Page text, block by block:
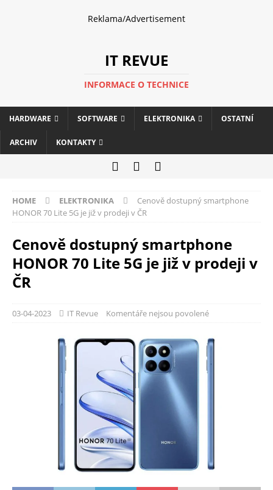
Reklama/Advertisement
IT REVUE
INFORMACE O TECHNICE
HARDWARE SOFTWARE ELEKTRONIKA OSTATNÍ
ARCHIV KONTAKTY
HOME ELEKTRONIKA
Cenově dostupný smartphone
HONOR 70 Lite 5G je již v prodeji v ČR
Cenově dostupný smartphone
HONOR 70 Lite 5G je již v prodeji v
ČR
03-04-2023 IT Revue Komentáře nejsou povolené